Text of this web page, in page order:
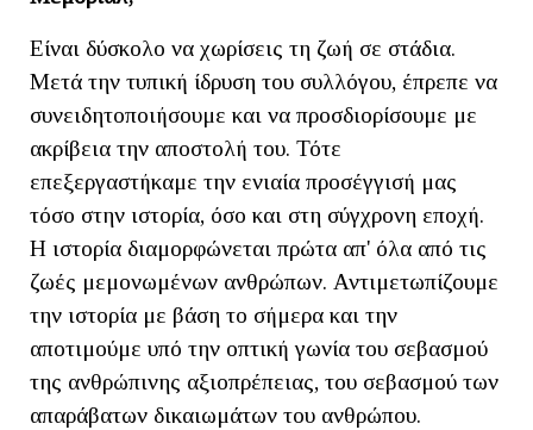
Είναι δύσκολο να χωρίσεις τη ζωή σε στάδια.
Μετά την τυπική ίδρυση του συλλόγου, έπρεπε να
συνειδητοποιήσουμε και να προσδιορίσουμε με
ακρίβεια την αποστολή του. Τότε
επεξεργαστήκαμε την ενιαία προσέγγισή μας
τόσο στην ιστορία, όσο και στη σύγχρονη εποχή.
Η ιστορία διαμορφώνεται πρώτα απ' όλα από τις
ζωές μεμονωμένων ανθρώπων. Αντιμετωπίζουμε
την ιστορία με βάση το σήμερα και την
αποτιμούμε υπό την οπτική γωνία του σεβασμού
της ανθρώπινης αξιοπρέπειας, του σεβασμού των
απαράβατων δικαιωμάτων του ανθρώπου.